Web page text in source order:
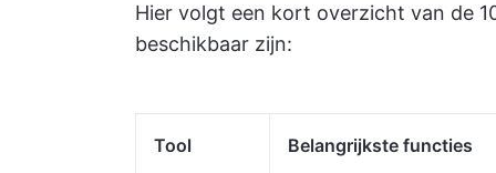
Hier volgt een kort overzicht van de
beschikbaar zijn:
Tool Belangrijkste functies